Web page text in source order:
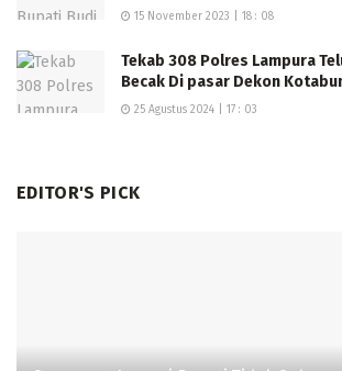
15 November 2023 | 18 : 08
Tekab 308 Polres Lampura
Becak Di pasar Dekon
25 Agustus 2024 | 17 : 03
EDITOR'S PICK